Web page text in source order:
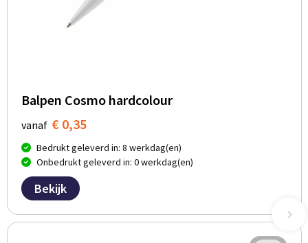
Balpen Cosmo hardcolour
vanaf € 0,35
Bedrukt geleverd in: 8 werkdag(en)
Onbedrukt geleverd in: 0 werkdag(en)
Bekijk